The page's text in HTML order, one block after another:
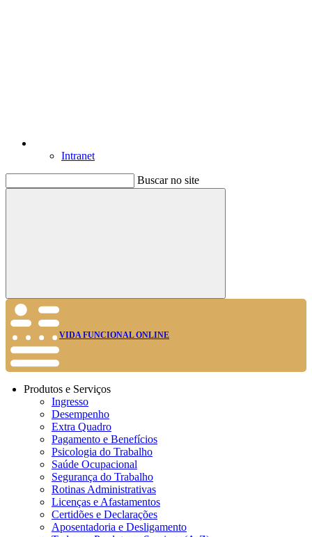
Intranet
Buscar no site
Buscar
VIDA FUNCIONAL ONLINE
Produtos e Serviços
Ingresso
Desempenho
Extra Quadro
Pagamento e Benefícios
Psicologia do Trabalho
Saúde Ocupacional
Segurança do Trabalho
Rotinas Administrativas
Licenças e Afastamentos
Certidões e Declarações
Aposentadoria e Desligamento